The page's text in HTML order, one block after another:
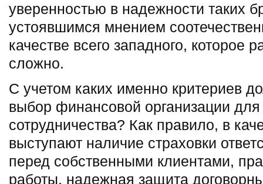
уверенностью в надежности таких
устоявшимся мнением
качестве всего западного, которое
сложно.
С учетом каких именно критериев
выбор финансовой организации
сотрудничества? Как правило, в
выступают наличие страховки
перед собственными клиентами,
работы, надежная защита